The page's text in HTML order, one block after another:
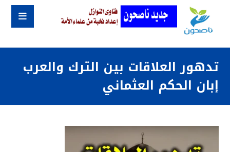
تدهور العلاقات بين الترك والعرب
إبان الحكم العثماني